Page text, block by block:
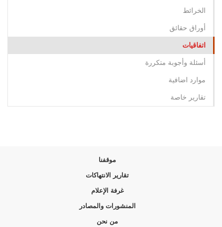
الخرائط
أوراق حقائق
اتفاقيات
أسئلة وأجوبة متكررة
موارد اضافية
تقارير خاصة
موقفنا
تقارير الانتهاكات
غرفة الإعلام
المنشورات والمصادر
من نحن